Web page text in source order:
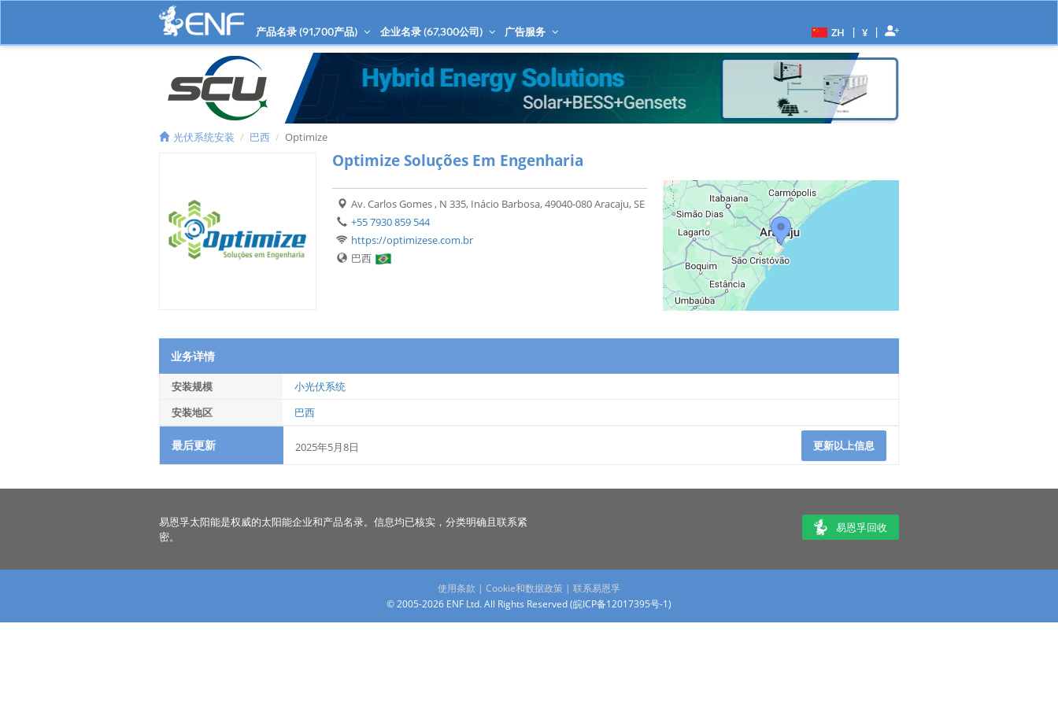
产品名录 (91,700产品) 企业名录 (67,300公司) 广告服务 ZH | ¥ |
光伏系统安装 巴西 Optimize
Optimize Soluções Em Engenharia
Av. Carlos Gomes , N 335, Inácio Barbosa, 49040-080 Aracaju, SE
+55 7930 859 544
https://optimizese.com.br
巴西
业务详情
安装规模
小光伏系统
安装地区
巴西
最后更新 2025年5月8日 更新以上信息
易恩孚太阳能是权威的太阳能企业和产品名录。信息均已核实，分类明确且联系紧
密。
易恩孚回收
使用条款 | Cookie和数据政策 | 联系易恩孚
© 2005-2026 ENF Ltd. All Rights Reserved (皖ICP备12017395号-1)